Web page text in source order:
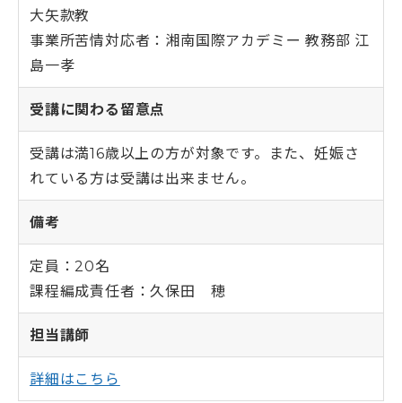
大矢款教
事業所苦情対応者：湘南国際アカデミー 教務部 江
島一孝
受講に関わる留意点
受講は満16歳以上の方が対象です。また、妊娠さ
れている方は受講は出来ません。
備考
定員：20名
課程編成責任者：久保田 穂
担当講師
詳細はこちら